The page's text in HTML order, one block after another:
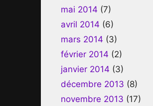
mai 2014 (7)
avril 2014 (6)
mars 2014 (3)
février 2014 (2)
janvier 2014 (3)
décembre 2013 (8)
novembre 2013 (17)